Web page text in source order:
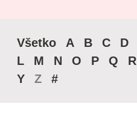
Všetko A B C D
L
M N O P Q R
Y
Z #